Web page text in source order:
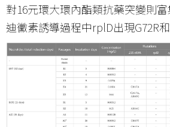
對16元環大環內酯類抗藥突變則富
迪黴素誘導過程中rplD出現G72R